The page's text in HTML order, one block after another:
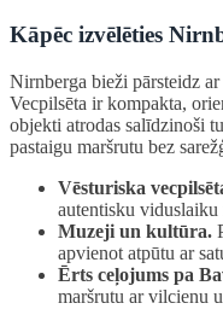
Kāpēc izvēlēties
Nirnberga bieži pārsteidz
Vecpilsēta ir kompakta,
objekti atrodas salīdzinoši
pastaigu maršrutu bez
Vēsturiska
autentisku viduslaiku
Muzeji un kultūra.
apvienot atpūtu ar
Ērts ceļojums pa
maršrutu ar vilcienu